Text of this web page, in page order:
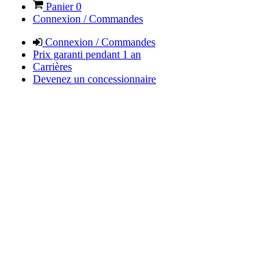
Panier0
Connexion / Commandes
Connexion / Commandes
Prix garanti pendant 1 an
Carrières
Devenez un concessionnaire